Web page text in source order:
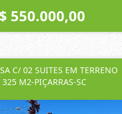
550.000,00
C/ 02 SUITES EM TERRENO
325 M2-PIÇARRAS-SC